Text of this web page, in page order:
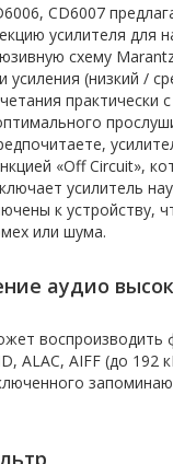
CD6007
усилителя для
схему
усиления (низкий /
практически
«Off Circuit»,
усилитель
к устройству,
или шума.
аудио
воспроизводить
ALAC, AIFF (до 192